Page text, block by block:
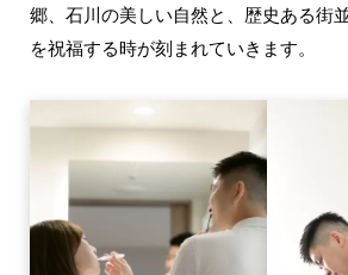
郷、石川の美しい自然と、歴史ある街
を祝福する時が刻まれていきます。